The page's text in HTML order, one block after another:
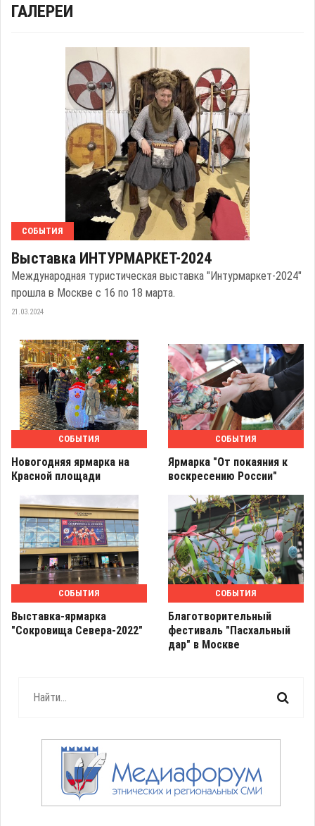
ГАЛЕРЕИ
СОБЫТИЯ
Выставка ИНТУРМАРКЕТ-2024
Международная туристическая выставка "Интурмаркет-2024"
прошла в Москве с 16 по 18 марта.
21.03.2024
СОБЫТИЯ
Новогодняя ярмарка на
Красной площади
СОБЫТИЯ
Ярмарка "От покаяния к
воскресению России"
СОБЫТИЯ
Выставка-ярмарка
"Сокровища Севера-2022"
СОБЫТИЯ
Благотворительный
фестиваль "Пасхальный
дар" в Москве